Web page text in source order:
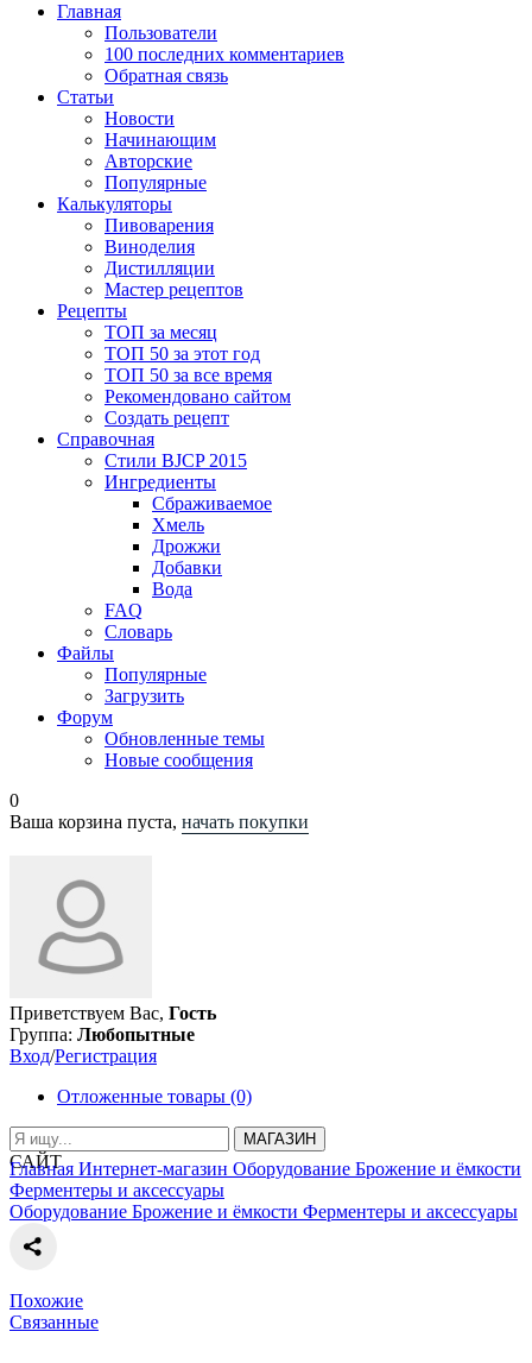
Главная
Пользователи
100 последних комментариев
Обратная связь
Статьи
Новости
Начинающим
Авторские
Популярные
Калькуляторы
Пивоварения
Виноделия
Дистилляции
Мастер рецептов
Рецепты
ТОП за месяц
ТОП 50 за этот год
ТОП 50 за все время
Рекомендовано сайтом
Создать рецепт
Справочная
Стили BJCP 2015
Ингредиенты
Сбраживаемое
Хмель
Дрожжи
Добавки
Вода
FAQ
Словарь
Файлы
Популярные
Загрузить
Форум
Обновленные темы
Новые сообщения
0
Ваша корзина пуста, начать покупки
Приветствуем Вас, Гость
Группа: Любопытные
Вход/Регистрация
Отложенные товары (0)
МАГАЗИН
САЙТ
Главная Интернет-магазин Оборудование Брожение и ёмкости
Ферментеры и аксессуары
Оборудование Брожение и ёмкости Ферментеры и аксессуары
Похожие
Связанные